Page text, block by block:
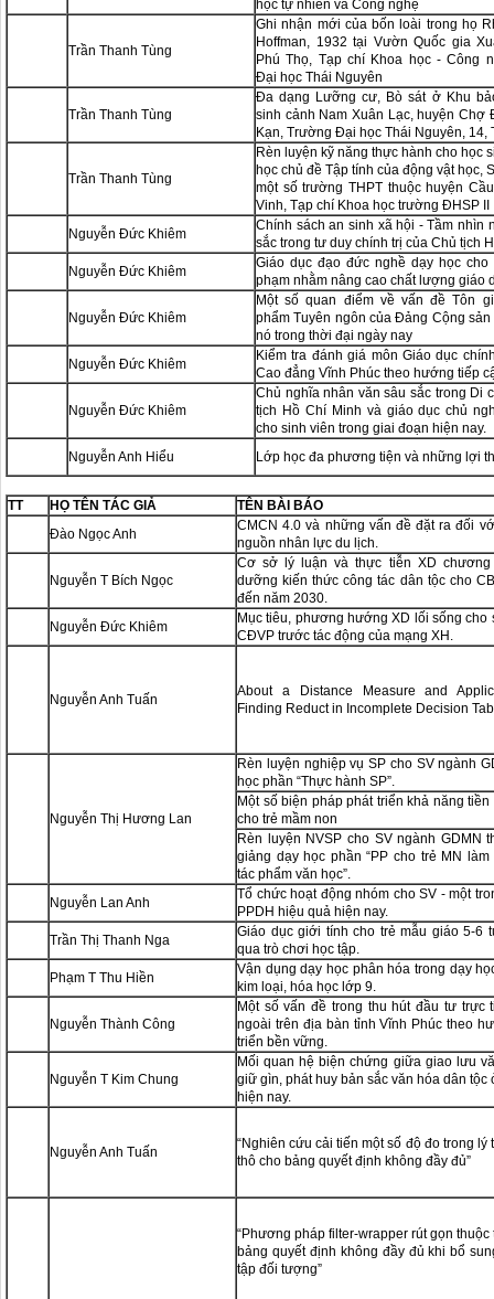
học tự nhiên và Công nghệ
Trần Thanh Tùng
Ghi nhận mới của bốn loài trong họ
Hoffman, 1932 tại Vườn Quốc gia
Phú Thọ, Tạp chí Khoa học - Công
Đại học Thái Nguyên
Trần Thanh Tùng
Đa dạng Lưỡng cư, Bò sát ở Khu
sinh cảnh Nam Xuân Lạc, huyện Chợ
Kạn, Tr­ường Đại học Thái Nguyên, 14,
Trần Thanh Tùng
Rèn luyện kỹ năng thực hành cho học
học chủ đề Tập tính của động vật học,
một số trường THPT thuộc huyện
Vinh, Tạp chí Khoa học tr­ường ĐHSP II
Nguyễn Đức Khiêm
Chính sách an sinh xã hội - Tầm nhìn
sắc trong tư duy chính trị của Chủ tịch
Nguyễn Đức Khiêm
Giáo dục đạo đức nghề dạy học cho
phạm nhằm nâng cao chất lượng giáo
Nguyễn Đức Khiêm
Một số quan điểm về vấn đề Tôn
phẩm Tuyên ngôn của Đảng Cộng sản
nó trong thời đại ngày nay
Nguyễn Đức Khiêm
Kiểm tra đánh giá môn Giáo dục
Cao đẳng Vĩnh Phúc theo hướng tiếp
Nguyễn Đức Khiêm
Chủ nghĩa nhân văn sâu sắc trong Di
tịch Hồ Chí Minh và giáo dục chủ
cho sinh viên trong giai đoạn hiện nay.
Nguyễn Anh Hiểu
Lớp học đa phương tiện và những lợi
TT HỌ TÊN TÁC GIẢ
TÊN BÀI BÁO
Đào Ngọc Anh
CMCN 4.0 và những vấn đề đặt ra đối
nguồn nhân lực du lịch.
Nguyễn T Bích Ngọc
Cơ sở lý luận và thực tiễn XD chương
dưỡng kiến thức công tác dân tộc cho
đến năm 2030.
Nguyễn Đức Khiêm
Mục tiêu, phương hướng XD lối sống cho
CĐVP trước tác động của mạng XH.
Nguyễn Anh Tuấn
About a Distance Measure and
Finding Reduct in Incomplete Decision
Nguyễn Thị Hương Lan
Rèn luyện nghiệp vụ SP cho SV ngành
học phần “Thực hành SP”.
Một số biện pháp phát triển khả năng tiền
cho trẻ mầm non
Rèn luyện NVSP cho SV ngành GDMN
giảng dạy học phần “PP cho trẻ MN
tác phẩm văn học”.
Nguyễn Lan Anh
Tổ chức hoạt động nhóm cho SV - một
PPDH hiệu quả hiện nay.
Trần Thị Thanh Nga
Giáo dục giới tính cho trẻ mẫu giáo 5-6
qua trò chơi học tập.
Phạm T Thu Hiền
Vận dụng dạy học phân hóa trong dạy
kim loại, hóa học lớp 9.
Nguyễn Thành Công
Một số vấn đề trong thu hút đầu tư trực
ngoài trên địa bàn tỉnh Vĩnh Phúc theo
triển bền vững.
Nguyễn T Kim Chung
Mối quan hệ biện chứng giữa giao lưu
giữ gìn, phát huy bản sắc văn hóa dân tộc
hiện nay.
Nguyễn Anh Tuấn
“Nghiên cứu cải tiến một số độ đo trong lý
thô cho bảng quyết định không đầy đủ”
“Phương pháp filter-wrapper rút gọn thuộc
bảng quyết định không đầy đủ khi bổ
tập đối tượng”